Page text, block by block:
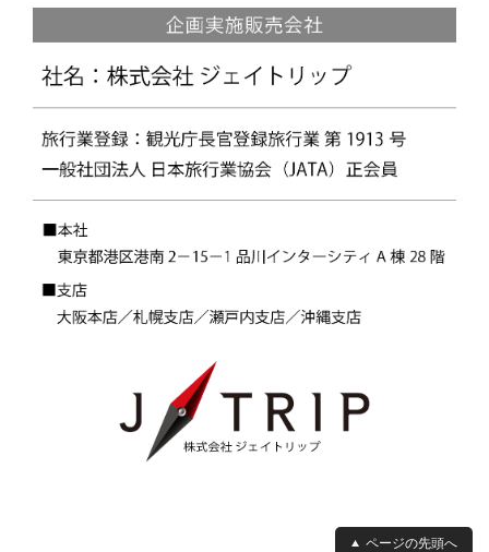
ページの先頭へ